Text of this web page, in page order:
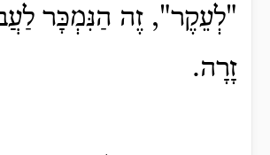
"לְעֵקֶר", זֶה הַנִּמְכָּר
זָרָה.